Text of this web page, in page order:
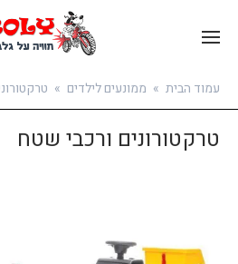
בואו
עמוד הבית » ממונעים לילדים »
טרקטורונים ורכבי שטח